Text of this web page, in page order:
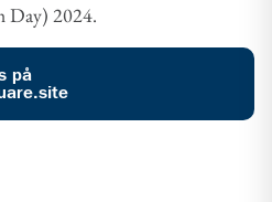
Day) 2024.
på